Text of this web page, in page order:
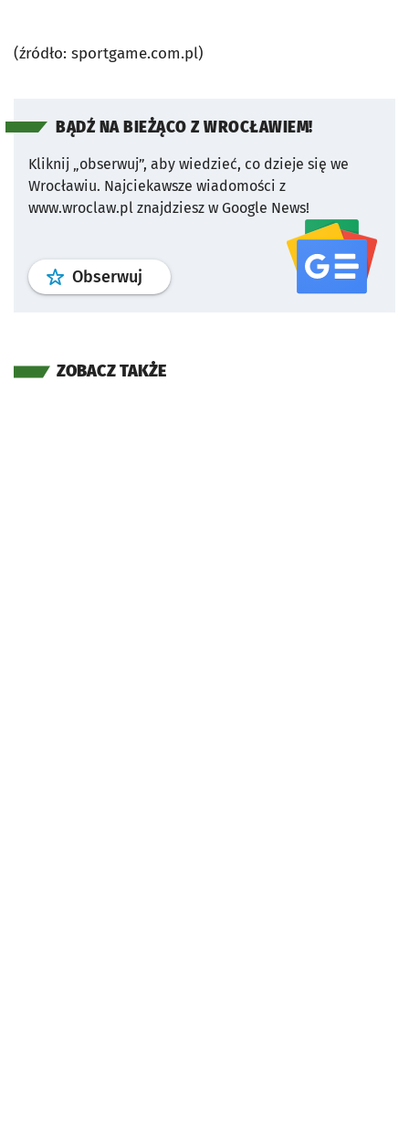
(źródło: sportgame.com.pl)
BĄDŹ NA BIEŻĄCO Z WROCŁAWIEM!
Kliknij „obserwuj”, aby wiedzieć, co dzieje się we
Wrocławiu. Najciekawsze wiadomości z
www.wroclaw.pl znajdziesz w Google News!
Obserwuj profil serwisu
ZOBACZ TAKŻE